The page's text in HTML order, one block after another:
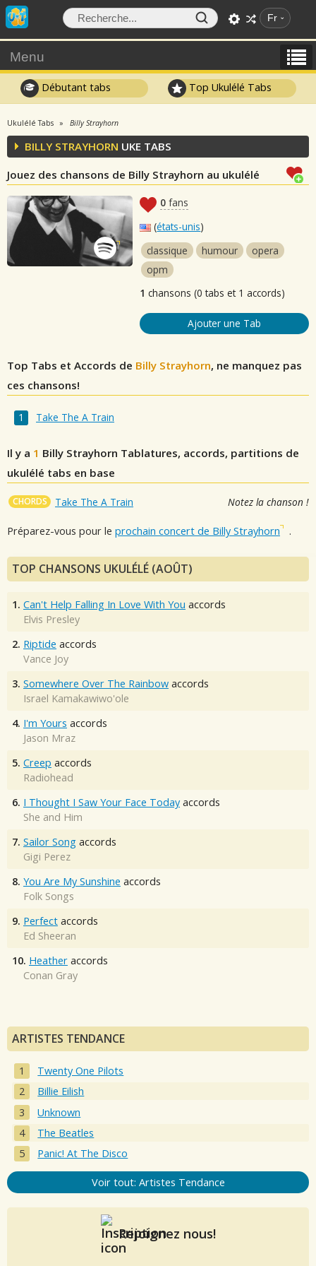
Fr
Menu
Débutant tabs Top Ukulélé Tabs
Ukulélé Tabs Billy Strayhorn
BILLY STRAYHORN UKE TABS
Jouez des chansons de Billy Strayhorn au ukulélé
0 fans
(états-unis)
classique
humour
opera
opm
1 chansons (0 tabs et 1 accords)
Ajouter une Tab
Top Tabs et Accords de Billy Strayhorn, ne manquez pas
ces chansons!
Take The A Train
Il y a 1 Billy Strayhorn Tablatures, accords, partitions de
ukulélé tabs en base
CHORDS Take The A Train Notez la chanson !
Préparez-vous pour le prochain concert de Billy Strayhorn .
TOP CHANSONS UKULÉLÉ (AOÛT)
1. Can't Help Falling In Love With You accords
Elvis Presley
2. Riptide accords
Vance Joy
3. Somewhere Over The Rainbow accords
Israel Kamakawiwo'ole
4. I'm Yours accords
Jason Mraz
5. Creep accords
Radiohead
6. I Thought I Saw Your Face Today accords
She and Him
7. Sailor Song accords
Gigi Perez
8. You Are My Sunshine accords
Folk Songs
9. Perfect accords
Ed Sheeran
10. Heather accords
Conan Gray
ARTISTES TENDANCE
Twenty One Pilots
Billie Eilish
Unknown
The Beatles
Panic! At The Disco
Voir tout: Artistes Tendance
Rejoignez nous!